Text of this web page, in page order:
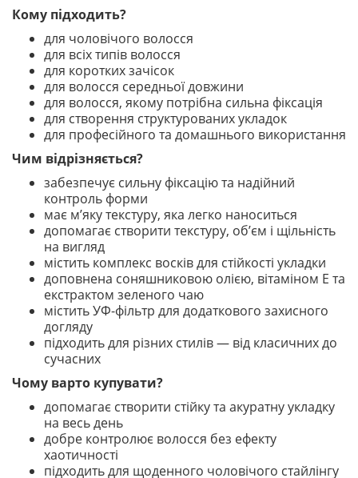
Кому підходить?
для чоловічого волосся
для всіх типів волосся
для коротких зачісок
для волосся середньої довжини
для волосся, якому потрібна сильна фіксація
для створення структурованих укладок
для професійного та домашнього використання
Чим відрізняється?
забезпечує сильну фіксацію та надійний
контроль форми
має м’яку текстуру, яка легко наноситься
допомагає створити текстуру, об’єм і щільність
на вигляд
містить комплекс восків для стійкості укладки
доповнена соняшниковою олією, вітаміном E та
екстрактом зеленого чаю
містить УФ-фільтр для додаткового захисного
догляду
підходить для різних стилів — від класичних до
сучасних
Чому варто купувати?
допомагає створити стійку та акуратну укладку
на весь день
добре контролює волосся без ефекту
хаотичності
підходить для щоденного чоловічого стайлінгу